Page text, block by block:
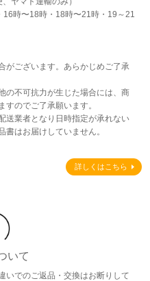
16時〜18時・18時〜21時・19～21
がございます。あらかじめご了承
の不可抗力が生じた場合には、商
のでご了承願います。
送業者となり日時指定が承れない
はお届けしていません。
詳しくはこちら
いて
いでのご返品・交換はお断りして